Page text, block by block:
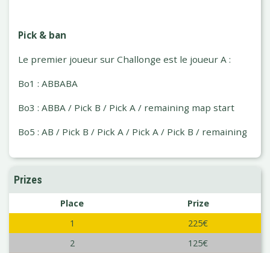
Pick & ban
Le premier joueur sur Challonge est le joueur A :
Bo1 : ABBABA
Bo3 : ABBA / Pick B / Pick A / remaining map start
Bo5 : AB / Pick B / Pick A / Pick A / Pick B / remaining
Prizes
Place
Prize
1
225€
2
125€